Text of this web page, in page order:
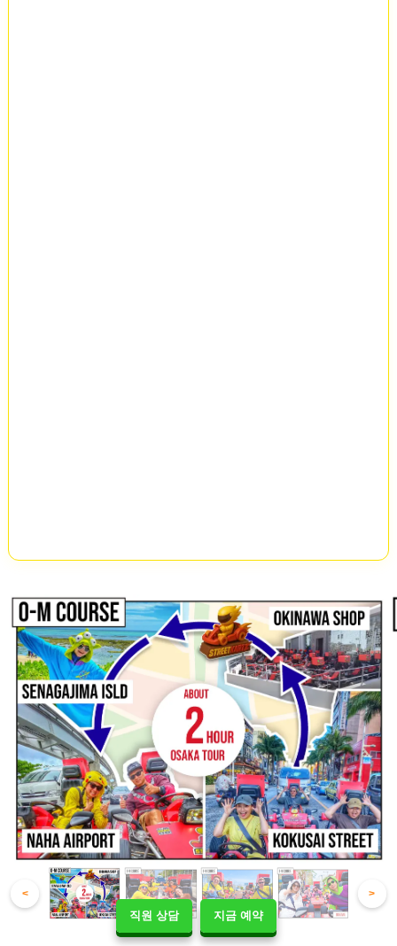
직원 상담 지금 예약
< >